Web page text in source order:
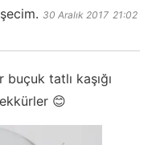
30 Aralık 2017 21:02
tatlı kaşığı
😊